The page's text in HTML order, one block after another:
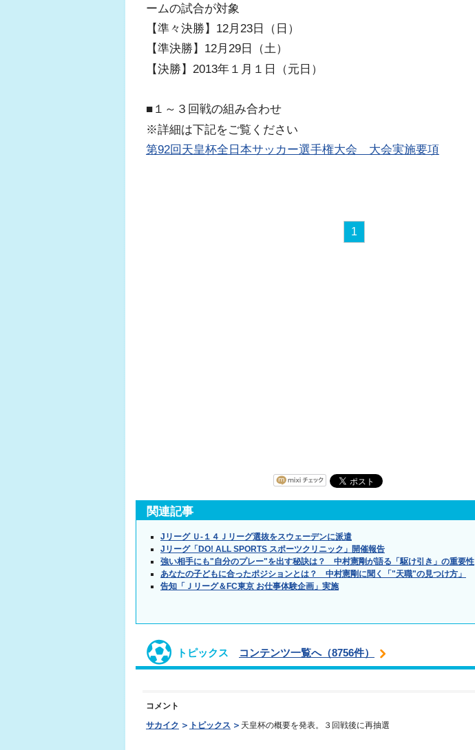
ームの試合が対象
【準々決勝】12月23日（日）
【準決勝】12月29日（土）
【決勝】2013年１月１日（元日）
■１～３回戦の組み合わせ
※詳細は下記をご覧ください
第92回天皇杯全日本サッカー選手権大会 大会実施要項
1
関連記事
Jリーグ Ｕ-１４Ｊリーグ選抜をスウェーデンに派遣
Jリーグ「DO! ALL SPORTS スポーツクリニック」開催報告
強い相手にも"自分のプレー"を出す秘訣は？ 中村憲剛が語る「駆け引き」の重要性
あなたの子どもに合ったポジションとは？ 中村憲剛に聞く「"天職"の見つけ方」
告知「Ｊリーグ＆FC東京 お仕事体験企画」実施
トピックス コンテンツ一覧へ（8756件）
コメント
サカイク
トピックス 天皇杯の概要を発表。３回戦後に再抽選